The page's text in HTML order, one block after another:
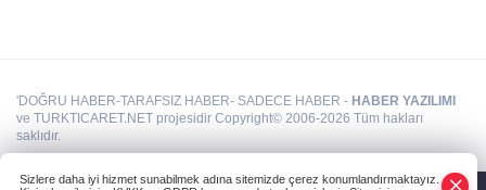
'DOĞRU HABER-TARAFSIZ HABER- SADECE HABER - HABER YAZILIMI
ve TURKTICARET.NET projesidir Copyright© 2006-2026 Tüm hakları
saklıdır.
Sizlere daha iyi hizmet sunabilmek adına sitemizde çerez konumlandırmaktayız.